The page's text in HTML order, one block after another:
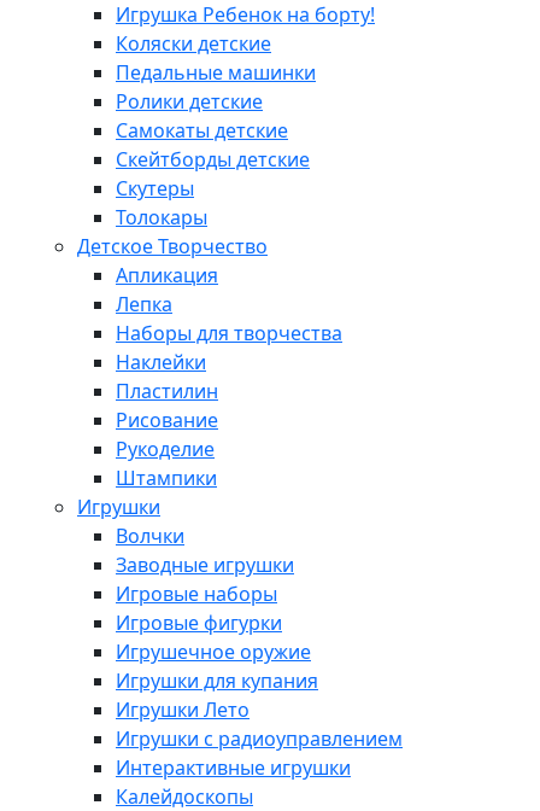
Игрушка Ребенок на борту!
Коляски детские
Педальные машинки
Ролики детские
Самокаты детские
Скейтборды детские
Скутеры
Толокары
Детское Творчество
Апликация
Лепка
Наборы для творчества
Наклейки
Пластилин
Рисование
Рукоделие
Штампики
Игрушки
Волчки
Заводные игрушки
Игровые наборы
Игровые фигурки
Игрушечное оружие
Игрушки для купания
Игрушки Лето
Игрушки с радиоуправлением
Интерактивные игрушки
Калейдоскопы